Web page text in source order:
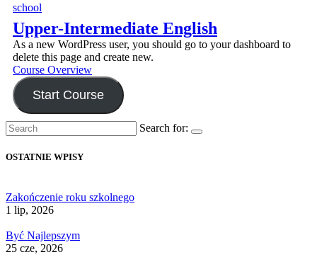
school
Upper-Intermediate English
As a new WordPress user, you should go to your dashboard to
delete this page and create new.
Course Overview
Start Course
Search for:
OSTATNIE WPISY
Zakończenie roku szkolnego
1 lip, 2026
Być Najlepszym
25 cze, 2026